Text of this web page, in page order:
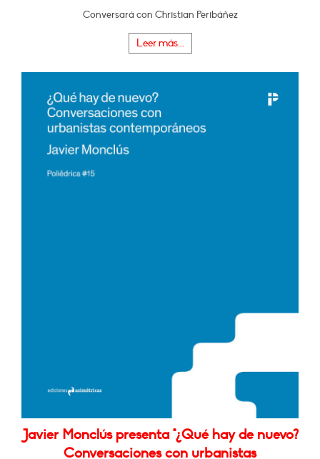
Conversará con Christian Peribáñez
Leer más...
Javier Monclús presenta "¿Qué hay de nuevo?
Conversaciones con urbanistas